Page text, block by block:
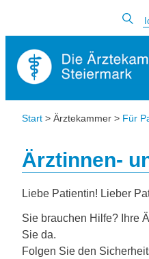
Start > Ärztekammer > Für
Ärztinnen-
Liebe Patientin! Lieber
Sie brauchen Hilfe? Ihre
Sie da.
Folgen Sie den